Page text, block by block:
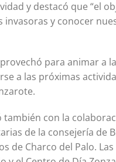
y destacó que “el
invasoras y conocer
para animar a
a las próximas
también con la
de la consejería de
de Charco del Palo.